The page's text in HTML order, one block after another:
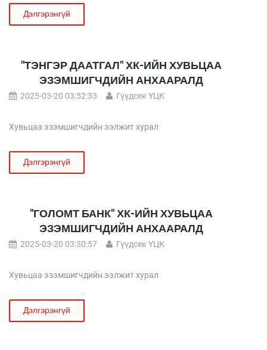
Дэлгэрэнгүй
"ТЭНГЭР ДААТГАЛ" ХК-ИЙН ХУВЬЦАА
ЭЗЭМШИГЧДИЙН АНХААРАЛД
2025-03-20 03:52:33 Гүүдсек ҮЦК
Хувьцаа эзэмшигчдийн ээлжит хурал
Дэлгэрэнгүй
"ГОЛОМТ БАНК" ХК-ИЙН ХУВЬЦАА
ЭЗЭМШИГЧДИЙН АНХААРАЛД
2025-03-20 03:30:57 Гүүдсек ҮЦК
Хувьцаа эзэмшигчдийн ээлжит хурал
Дэлгэрэнгүй